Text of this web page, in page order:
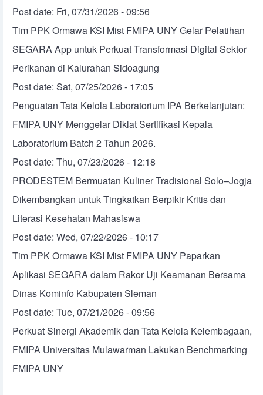
Post date: Fri, 07/31/2026 - 09:56
Tim PPK Ormawa KSI Mist FMIPA UNY Gelar Pelatihan
SEGARA App untuk Perkuat Transformasi Digital Sektor
Perikanan di Kalurahan Sidoagung
Post date:Sat, 07/25/2026 - 17:05
Penguatan Tata Kelola Laboratorium IPA Berkelanjutan:
FMIPA UNY Menggelar Diklat Sertifikasi Kepala
Laboratorium Batch 2 Tahun 2026.
Post date:Thu, 07/23/2026 - 12:18
PRODESTEM Bermuatan Kuliner Tradisional Solo–Jogja
Dikembangkan untuk Tingkatkan Berpikir Kritis dan
Literasi Kesehatan Mahasiswa
Post date:Wed, 07/22/2026 - 10:17
Tim PPK Ormawa KSI Mist FMIPA UNY Paparkan
Aplikasi SEGARA dalam Rakor Uji Keamanan Bersama
Dinas Kominfo Kabupaten Sleman
Post date:Tue, 07/21/2026 - 09:56
Perkuat Sinergi Akademik dan Tata Kelola Kelembagaan,
FMIPA Universitas Mulawarman Lakukan Benchmarking
FMIPA UNY